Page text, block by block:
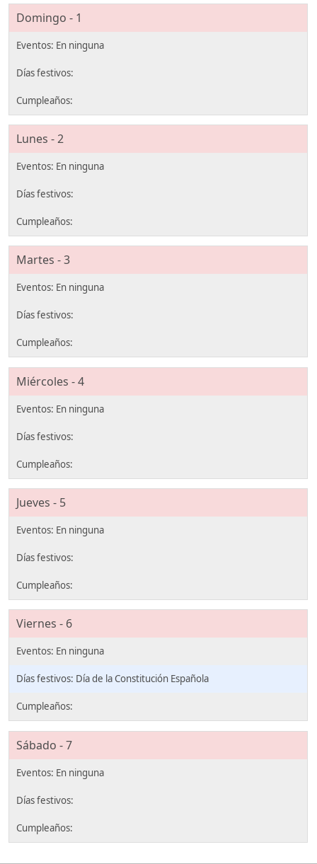
Domingo - 1
Lunes - 2
Martes - 3
Miércoles - 4
Jueves - 5
Viernes - 6
Día de la Constitución Española
Sábado - 7